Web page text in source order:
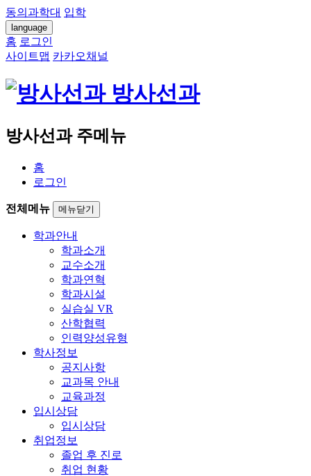
동의과학대 입학
language
홈 로그인
사이트맵 카카오채널
방사선과
방사선과 주메뉴
홈
로그인
전체메뉴 메뉴닫기
학과안내
학과소개
교수소개
학과연혁
학과시설
실습실 VR
산학협력
인력양성유형
학사정보
공지사항
교과목 안내
교육과정
입시상담
입시상담
취업정보
졸업 후 진로
취업 현황